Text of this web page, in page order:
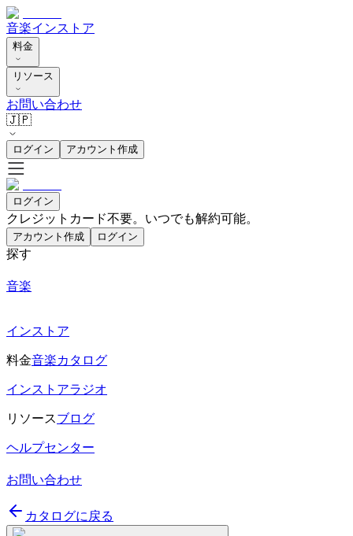
音楽インストア
料金
リソース
お問い合わせ
🇯🇵
ログイン アカウント作成
ログイン
クレジットカード不要。いつでも解約可能。
アカウント作成 ログイン
探す
音楽
インストア
料金音楽カタログ
インストアラジオ
リソースブログ
ヘルプセンター
お問い合わせ
カタログに戻る